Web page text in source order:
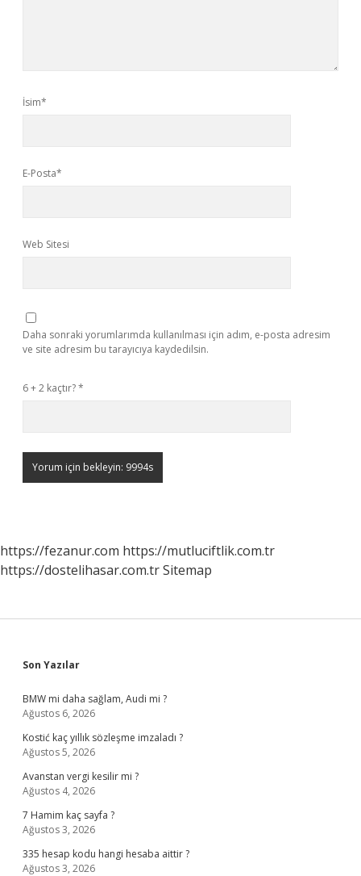
İsim*
E-Posta*
Web Sitesi
Daha sonraki yorumlarımda kullanılması için adım, e-posta adresim
ve site adresim bu tarayıcıya kaydedilsin.
6 + 2 kaçtır?*
https://fezanur.com https://mutluciftlik.com.tr
https://dostelihasar.com.trSitemap
Sidebar
Son Yazılar
BMW mi daha sağlam, Audi mi ?
Ağustos 6, 2026
Kostić kaç yıllık sözleşme imzaladı ?
Ağustos 5, 2026
Avanstan vergi kesilir mi ?
Ağustos 4, 2026
7 Hamim kaç sayfa ?
Ağustos 3, 2026
335 hesap kodu hangi hesaba aittir ?
Ağustos 3, 2026